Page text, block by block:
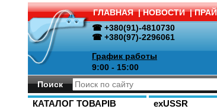
ГЛАВНАЯ | НОВОСТИ |
☎ +380(91)-4810730
☎ +380(97)-2296061
График работы
9:00 - 15:00
Поиск
КАТАЛОГ ТОВАРІВ
exUSSR